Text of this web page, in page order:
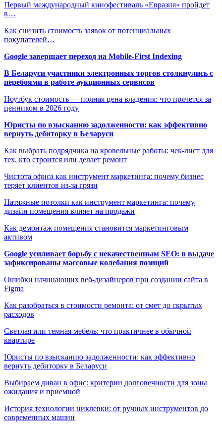
Первый международный кинофестиваль «Евразия» пройдет
в…
Как снизить стоимость заявок от потенциальных
покупателей…
Google завершает переход на Mobile-First Indexing
В Беларуси участники электронных торгов столкнулись с
перебоями в работе аукционных сервисов
Ноутбук стоимость — полная цена владения: что прячется за
ценником в 2026 году
Юристы по взысканию задолженности: как эффективно
вернуть дебиторку в Беларуси
Как выбрать подрядчика на кровельные работы: чек-лист для
тех, кто строится или делает ремонт
Чистота офиса как инструмент маркетинга: почему бизнес
теряет клиентов из-за грязи
Натяжные потолки как инструмент маркетинга: почему
дизайн помещения влияет на продажи
Как демонтаж помещения становится маркетинговым
активом
Google усиливает борьбу с некачественным SEO: в выдаче
зафиксированы массовые колебания позиций
Ошибки начинающих веб-дизайнеров при создании сайта в
Figma
Как разобраться в стоимости ремонта: от смет до скрытых
расходов
Светлая или темная мебель: что практичнее в обычной
квартире
Юристы по взысканию задолженности: как эффективно
вернуть дебиторку в Беларуси
Выбираем диван в офис: критерии долговечности для зоны
ожидания и приемной
История технологии циклевки: от ручных инструментов до
современных машин